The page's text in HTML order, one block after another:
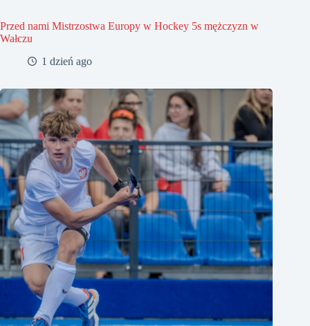
Przed nami Mistrzostwa Europy w Hockey 5s mężczyzn w
Wałczu
1 dzień ago